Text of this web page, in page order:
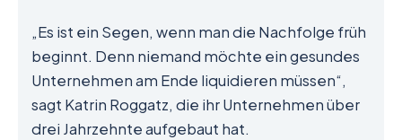
„Es ist ein Segen, wenn man die Nachfolge früh
beginnt. Denn niemand möchte ein gesundes
Unternehmen am Ende liquidieren müssen“,
sagt Katrin Roggatz, die ihr Unternehmen über
drei Jahrzehnte aufgebaut hat.